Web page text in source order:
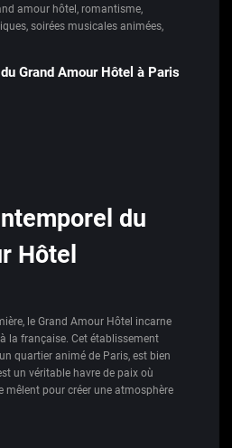
amour hôtel , romantisme,
, soirées musicales animées,
Grand Amour Hôtel à Paris
du
Hôtel
le Grand Amour Hôtel incarne
la française. Cet établissement
quartier animé de Paris, est bien
un véritable havre de paix où
mêlent pour créer une atmosphère